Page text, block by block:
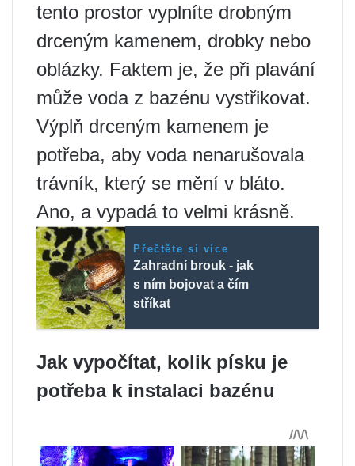
tento prostor vyplníte drobným
drceným kamenem, drobky nebo
oblázky. Faktem je, že při plavání
může voda z bazénu vystřikovat.
Výplň drceným kamenem je
potřeba, aby voda nenarušovala
trávník, který se mění v bláto.
Ano, a vypadá to velmi krásně.
Přečtěte si více
Zahradní brouk - jak
s ním bojovat a čím
stříkat
Jak vypočítat, kolik písku je
potřeba k instalaci bazénu